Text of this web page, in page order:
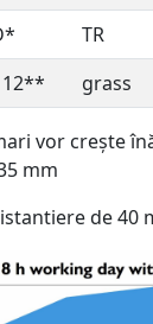
TR
12**
grass
vor crește
mm
de 40